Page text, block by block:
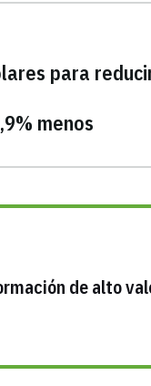
para
menos
de alto